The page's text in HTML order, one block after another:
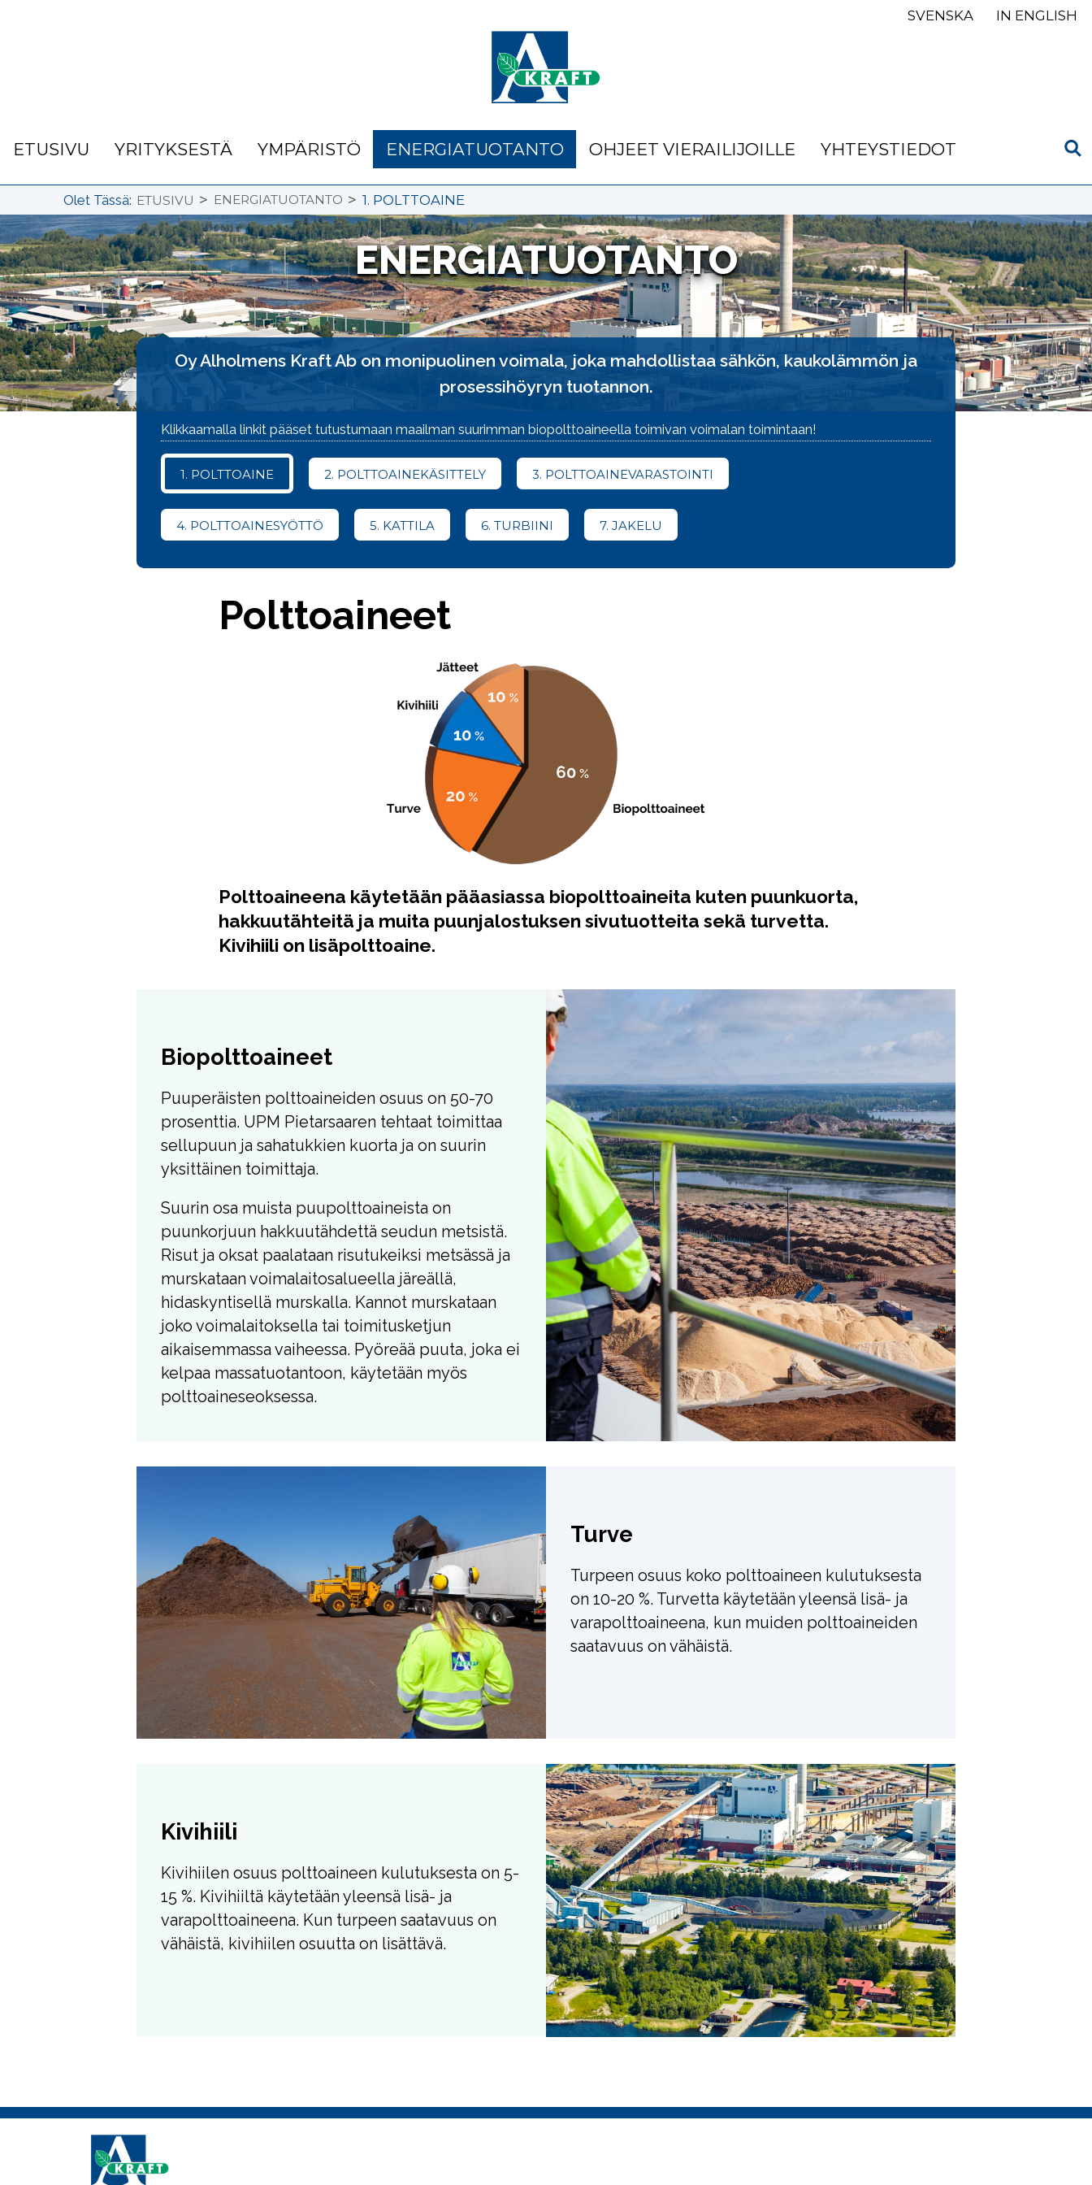
SVENSKA IN ENGLISH
ETUSIVU YRITYKSESTÄ YMPÄRISTÖ ENERGIATUOTANTO OHJEET VIERAILIJOILLE YHTEYSTIEDOT
Olet Tässä: ETUSIVU > ENERGIATUOTANTO > 1. POLTTOAINE
ENERGIATUOTANTO
Oy Alholmens Kraft Ab on monipuolinen voimala, joka mahdollistaa sähkön, kaukolämmön ja
prosessihöyryn tuotannon.
Klikkaamalla linkit pääset tutustumaan maailman suurimman biopolttoaineella toimivan voimalan toimintaan!
1. POLTTOAINE 2. POLTTOAINEKÄSITTELY 3. POLTTOAINEVARASTOINTI
4. POLTTOAINESYÖTTÖ 5. KATTILA 6. TURBIINI 7. JAKELU
Polttoaineet
Polttoaineena käytetään pääasiassa biopolttoaineita kuten puunkuorta,
hakkuutähteitä ja muita puunjalostuksen sivutuotteita sekä turvetta.
Kivihiili on lisäpolttoaine.
Biopolttoaineet
Puuperäisten polttoaineiden osuus on 50-70
prosenttia. UPM Pietarsaaren tehtaat toimittaa
sellupuun ja sahatukkien kuorta ja on suurin
yksittäinen toimittaja.
Suurin osa muista puupolttoaineista on
puunkorjuun hakkuutähdettä seudun metsistä.
Risut ja oksat paalataan risutukeiksi metsässä ja
murskataan voimalaitosalueella järeällä,
hidaskyntisellä murskalla. Kannot murskataan
joko voimalaitoksella tai toimitusketjun
aikaisemmassa vaiheessa. Pyöreää puuta, joka ei
kelpaa massatuotantoon, käytetään myös
polttoaineseoksessa.
Turve
Turpeen osuus koko polttoaineen kulutuksesta
on 10-20 %. Turvetta käytetään yleensä lisä- ja
varapolttoaineena, kun muiden polttoaineiden
saatavuus on vähäistä.
Kivihiili
Kivihiilen osuus polttoaineen kulutuksesta on 5-
15 %. Kivihiiltä käytetään yleensä lisä- ja
varapolttoaineena. Kun turpeen saatavuus on
vähäistä, kivihiilen osuutta on lisättävä.